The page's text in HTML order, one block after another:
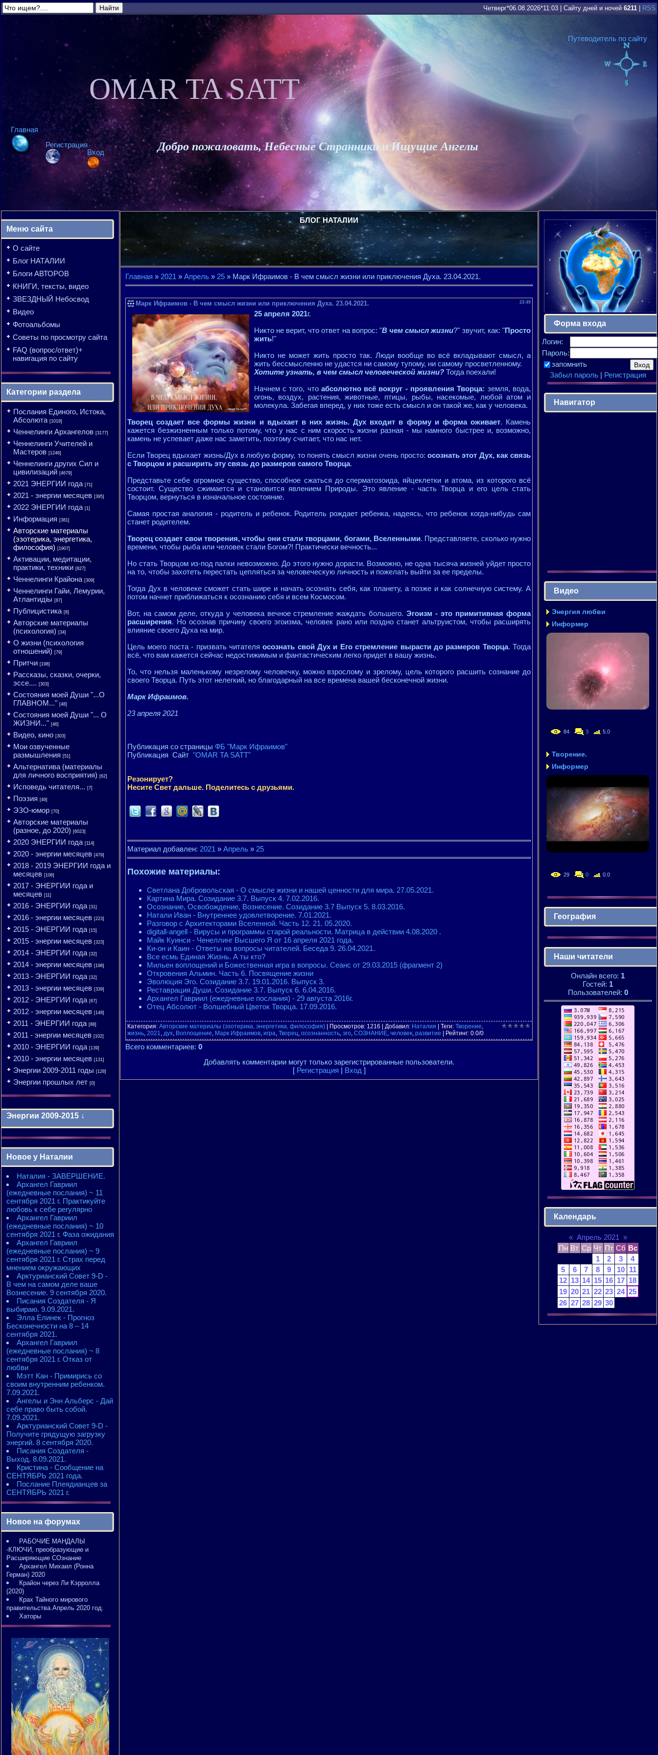
Четверг*06.08.2026*11:03 Сайту дней и ночей 6211 RSS
Путеводитель по сайту
Главная
Регистрация
Вход
OMAR TA SATT
Добро пожаловать, Небесные Странники и Ищущие Ангелы
Меню сайта
О сайте
Блог НАТАЛИИ
Блоги АВТОРОВ
КНИГИ, тексты, видео
ЗВЕЗДНЫЙ Небосвод
Видео
Фотоальбомы
Советы по просмотру сайта
FAQ (вопрос/ответ)+
навигация по сайту
Категории раздела
Послания Единого, Истока,
Абсолюта [1019]
Ченнелинги Архангелов [3177]
Ченнелинги Учителей и
Мастеров [1246]
Ченнелинги других Сил и
цивилизаций [4679]
2021 ЭНЕРГИИ года [71]
2021 - энергии месяцев [395]
2022 ЭНЕРГИИ года [1]
Информация [381]
Авторские материалы
(эзотерика, энергетика,
философия) [1907]
Активации, медитации,
практики, техники [827]
Ченнелинги Крайона [309]
Ченнелинги Гайи, Лемурии,
Атлантидіы [87]
Публицистика [8]
Авторские материалы
(психология) [34]
О жизни (психология
отношений) [79]
Притчи [198]
Рассказы, сказки, очерки,
эссе.... [303]
Состояния моей Души "...О
ГЛАВНОМ..." [48]
Состояния моей Души "... О
ЖИЗНИ..." [46]
Видео, кино [303]
Мои озвученные
размышления [51]
Альтернатива (материалы
для личного восприятия) [62]
Исповедь читателя... [7]
Поэзия [49]
ЭЗО-юмор [70]
Авторские материалы
(разное, до 2020) [6023]
2020 ЭНЕРГИИ года [114]
2020 - энергии месяцев [479]
2018 - 2019 ЭНЕРГИИ года и
месяцев [106]
2017 - ЭНЕРГИИ года и
месяцев [11]
2016 - ЭНЕРГИИ года [31]
2016 - энергии месяцев [223]
2015 - ЭНЕРГИИ года [15]
2015 - энергии месяцев [323]
2014 - ЭНЕРГИИ года [32]
2014 - энергии месяцев [198]
2013 - ЭНЕРГИИ года [32]
2013 - энергии месяцев [339]
2012 - ЭНЕРГИИ года [67]
2012 - энергии месяцев [148]
2011 - ЭНЕРГИИ года [88]
2011 - энергии месяцев [102]
2010 - ЭНЕРГИИ года [139]
2010 - энергии месяцев [131]
Энергии 2009-2011 годы [128]
Энергии прошлых лет [0]
Энергии 2009-2015 ↓
2010 - энергии месяцев
2010 - ЭНЕРГИИ года
2011 - энергии месяцев
2011 - ЭНЕРГИИ года
2012 - энергии месяцев
2012 - ЭНЕРГИИ года
2013 - энергии месяцев
2013 - ЭНЕРГИИ года
2014 - энергии месяцев
2014 - ЭНЕРГИИ года
2015 - энергии месяцев
2015 - ЭНЕРГИИ года
Новое у Наталии
Наталия - ЗАВЕРШЕНИЕ.
Архангел Гавриил
(ежедневные послания) ~ 11
сентября 2021 г. Практикуйте
любовь к себе регулярно
Архангел Гавриил
(ежедневные послания) ~ 10
сентября 2021 г. Фаза ожидания
Архангел Гавриил
(ежедневные послания) ~ 9
сентября 2021 г. Страх перед
мнением окружающих
Арктурианский Совет 9-D -
В чем на самом деле ваше
Вознесение. 9 сентября 2020.
Писания Создателя - Я
выбираю. 9.09.2021.
Элла Елинек - Прогноз
Бесконечности на 8 – 14
сентября 2021.
Архангел Гавриил
(ежедневные послания) ~ 8
сентября 2021 г. Отказ от
любви
Мэтт Кан - Примирись со
своим внутренним ребенком.
7.09.2021.
Ангелы и Энн Альберс - Дай
себе право быть собой.
7.09.2021.
Арктурианский Совет 9-D -
Получите грядущую загрузку
энергий. 8 сентября 2020.
Писания Создателя -
Выход. 8.09.2021.
Кристина - Сообщение на
СЕНТЯБРЬ 2021 года.
Послание Плеядианцев за
СЕНТЯБРЬ 2021 г.
Новое на форумах
РАБОЧИЕ МАНДАЛЫ
-КЛЮЧИ, преобразующие и
Расширяющие СОзнание
Архангел Михаил (Ронна
Герман) 2020
Крайон через Ли Кэрролла
(2020)
Крах Тайного мирового
правительства.Апрель 2020 год.
Хаторы
БЛОГ НАТАЛИИ
Главная » 2021 » Апрель » 25 » Марк Ифраимов - В чем смысл жизни или приключения Духа. 23.04.2021.
23:49
Марк Ифраимов - В чем смысл жизни или приключения Духа. 23.04.2021.
25 апреля 2021г.
Никто не верит, что ответ на вопрос: "В чем смысл жизни?" звучит, как: "Просто
жить!"
Никто не может жить просто так. Люди вообще во всё вкладывают смысл, а
жить бессмысленно не удастся ни самому тупому, ни самому просветленному.
Хотите узнать, в чем смысл человеческой жизни?Тогда поехали!
Начнем с того, что абсолютно всё вокруг - проявления Творца: земля, вода,
огонь, воздух, растения, животные, птицы, рыбы, насекомые, любой атом и
молекула. Забегая вперед, у них тоже есть смысл и он такой же, как у человека.
Творец создает все формы жизни и вдыхает в них жизнь. Дух входит в форму и форма оживает. Камень
кажется безжизненным только потому, что у нас с ним скорость жизни разная - мы намного быстрее и, возможно,
камень не успевает даже нас заметить, поэтому считает, что нас нет.
Если Творец вдыхает жизнь/Дух в любую форму, то понять смысл жизни очень просто:осознать этот Дух, как связь
с Творцом и расширить эту связь до размеров самого Творца.
Представьте себе огромное существо, способное сжаться до сперматозоида, яйцеклетки и атома, из которого всё
состоит. Существо сжимается и становится явлением Природы. Это явление - часть Творца и его цель стать
Творцом, вернуться в изначальное состояние.
Самая простая аналогия - родитель и ребенок. Родитель рождает ребенка, надеясь, что ребенок когда-нибудь сам
станет родителем.
Творец создает свои творения, чтобы они стали творцами, богами, Вселенными. Представляете, сколько нужно
времени, чтобы рыба или человек стали Богом?! Практически вечность...
Но стать Творцом из-под палки невозможно. До этого нужно дорасти. Возможно, не одна тысяча жизней уйдет просто
на то, чтобы захотеть перестать цепляться за человеческую личность и пожелать выйти за ее пределы.
Тогда Дух в человеке сможет стать шире и начать осознать себя, как планету, а позже и как солнечную систему. А
потом начнет приближаться к осознанию себя и всем Космосом.
Вот, на самом деле, откуда у человека вечное стремление жаждать большего.Эгоизм - это примитивная форма
расширения. Но осознав причину своего эгоизма, человек рано или поздно станет альтруистом, чтобы расширять
влияние своего Духа на мир.
Цель моего поста - призвать читателяосознать свой Дух и Его стремление вырасти до размеров Творца. Тогда
всё, что вам кажется сейчас недостижимым и фантастическим легко придет в вашу жизнь.
То, что нельзя маленькому незрелому человечку, можно взрослому и зрелому, цель которого расшить сознание до
своего Творца. Путь этот нелегкий, но благодарный на все времена вашей бесконечной жизни.
Марк Ифраимов.
23 апреля 2021
Публикация со страницы ФБ "Марк Ифраимов"
Публикация Сайт "OMAR TA SATT"
Резонирует?
Несите Свет дальше. Поделитесь с друзьями.
Материал добавлен: 2021 » Апрель » 25
Похожие материалы:
Светлана Добровольская - О смысле жизни и нашей ценности для мира. 27.05.2021.
Картина Мира. Созидание 3.7. Выпуск 4. 7.02.2016.
Осознание, Освобождение, Вознесение. Созидание 3.7 Выпуск 5. 8.03.2016.
Натали Иван - Внутреннее удовлетворение. 7.01.2021.
Разговор с Архитекторами Вселенной. Часть 12. 21. 05.2020.
digitall-angell - Вирусы и программы старой реальности. Матрица в действии 4.08.2020 .
Майк Куинси - Ченеллинг Высшего Я от 16 апреля 2021 года.
Ки-он и Каин - Ответы на вопросы читателей. Беседа 9. 26.04.2021.
Все есмь Единая Жизнь. А ты кто?
Мильен воплощений и Божественная игра в вопросы. Сеанс от 29.03.2015 (фрагмент 2)
Откровения Альмин. Часть 6. Посвящение жизни
Эволюция Эго. Созидание 3.7. 19.01.2016. Выпуск 3.
Реставрация Души. Созидание 3.7. Выпуск 6. 6.04.2016.
Архангел Гавриил (ежедневные послания) - 29 августа 2016г.
Отец Абсолют - Волшебный Цветок Творца. 17.09.2016.
Категория: Авторские материалы (эзотерика, энергетика, философия) Просмотров: 1216 | Добавил: Наталия Теги: Творение,
жизнь, 2021, дух, Воплощение, Марк Ифраимов, игра, Творец, осознанность, эго, СОЗНАНИЕ, человек, развитие Рейтинг: 0.0/0
Всего комментариев: 0
Добавлять комментарии могут только зарегистрированные пользователи.
[ Регистрация | Вход ]
Форма входа
Логин:
Пароль:
запомнить
Забыл пароль| Регистрация
Навигатор
Видео
Энергия любви
Информер
84 3 5.0
Творение.
Информер
29 0 0.0
География
Наши читатели
Онлайн всего: 1
Гостей: 1
Пользователей: 0
Календарь
« Апрель 2021 »
Пн Вт Ср Чт Пт Сб Вс
1
2 3
4
5
6 7 8 9 10
11
12 13 14 15 16 17 18
19 20 21 22 23 24 25
26 27 28 29 30